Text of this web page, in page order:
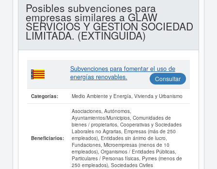
Posibles subvenciones para
empresas similares a GLAW
SERVICIOS Y GESTION SOCIEDAD
LIMITADA. (EXTINGUIDA)
Subvenciones para fomentar el uso de
energías renovables.
Consultar
Categorías: Medio Ambiente y Energía, Vivienda y Urbanismo
Beneficiarios:
Asociaciones, Autónomos,
Ayuntamientos/Municipios, Comunidades de
bienes / propietarios, Cooperativas y Sociedades
Laborales no Agrarias, Empresas (más de 250
empleados), Entidades sin ánimo de lucro,
Fundaciones, Microempresas (menos de 10
empleados), Organismos / Entidades Públicas,
Particulares / Personas físicas, Pymes (menos de
250 empleados), Sociedades Civiles